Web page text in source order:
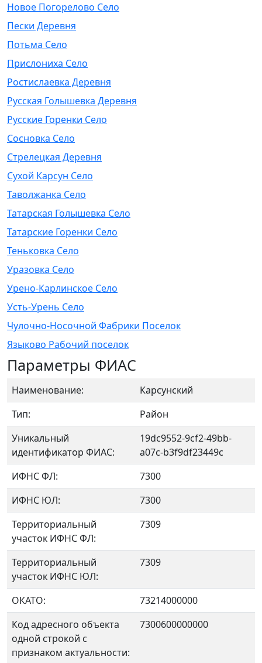
Новое Погорелово Село
Пески Деревня
Потьма Село
Прислониха Село
Ростислаевка Деревня
Русская Голышевка Деревня
Русские Горенки Село
Сосновка Село
Стрелецкая Деревня
Сухой Карсун Село
Таволжанка Село
Татарская Голышевка Село
Татарские Горенки Село
Теньковка Село
Уразовка Село
Урено-Карлинское Село
Усть-Урень Село
Чулочно-Носочной Фабрики Поселок
Языково Рабочий поселок
Параметры ФИАС
Наименование:
Карсунский
Тип:
Район
Уникальный
идентификатор ФИАС:
19dc9552-9cf2-49bb-
a07c-b3f9df23449c
ИФНС ФЛ:
7300
ИФНС ЮЛ:
7300
Территориальный
участок ИФНС ФЛ:
7309
Территориальный
участок ИФНС ЮЛ:
7309
ОКАТО:
73214000000
Код адресного объекта
одной строкой с
признаком актуальности:
7300600000000